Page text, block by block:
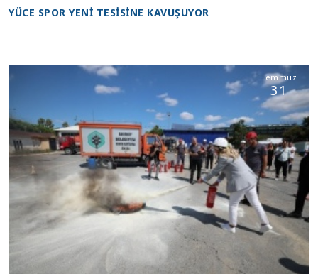
YÜCE SPOR YENİ TESİSİNE KAVUŞUYOR
Temmuz
31